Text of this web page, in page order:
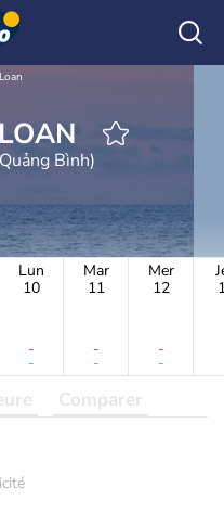
TÚ LOAN
Bình)
Lun
10
-
-
Mar
11
-
-
Mer
12
-
-
Comparer